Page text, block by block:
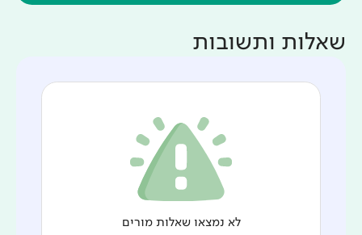
שאלות ותשובות
לא נמצאו שאלות מורים